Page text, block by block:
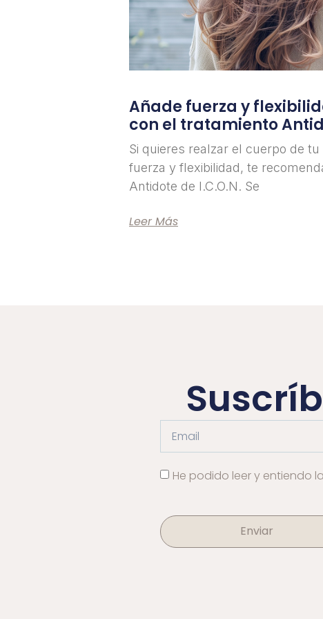
Añade fuerza y
con el tratamiento
Si quieres realzar el cuerpo de
fuerza y flexibilidad, te
Antidote de I.C.O.N. Se
Leer Más
He podido leer y entiendo la
Enviar